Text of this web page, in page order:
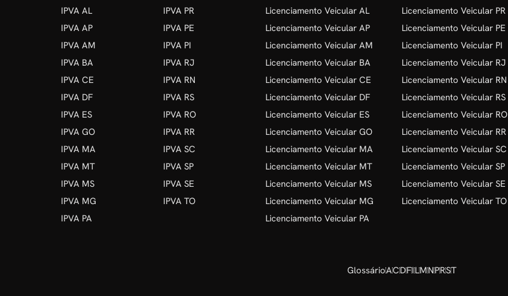
IPVA AL
IPVA AP
IPVA AM
IPVA BA
IPVA CE
IPVA DF
IPVA ES
IPVA GO
IPVA MA
IPVA MT
IPVA MS
IPVA MG
IPVA PA
IPVA PR
IPVA PE
IPVA PI
IPVA RJ
IPVA RN
IPVA RS
IPVA RO
IPVA RR
IPVA SC
IPVA SP
IPVA SE
IPVA TO
Licenciamento Veicular AL
Licenciamento Veicular AP
Licenciamento Veicular AM
Licenciamento Veicular BA
Licenciamento Veicular CE
Licenciamento Veicular DF
Licenciamento Veicular ES
Licenciamento Veicular GO
Licenciamento Veicular MA
Licenciamento Veicular MT
Licenciamento Veicular MS
Licenciamento Veicular MG
Licenciamento Veicular PA
Licenciamento Veicular PR
Licenciamento Veicular PE
Licenciamento Veicular PI
Licenciamento Veicular RJ
Licenciamento Veicular RN
Licenciamento Veicular RS
Licenciamento Veicular RO
Licenciamento Veicular RR
Licenciamento Veicular SC
Licenciamento Veicular SP
Licenciamento Veicular SE
Licenciamento Veicular TO
GlossárioACDFILMNPRST